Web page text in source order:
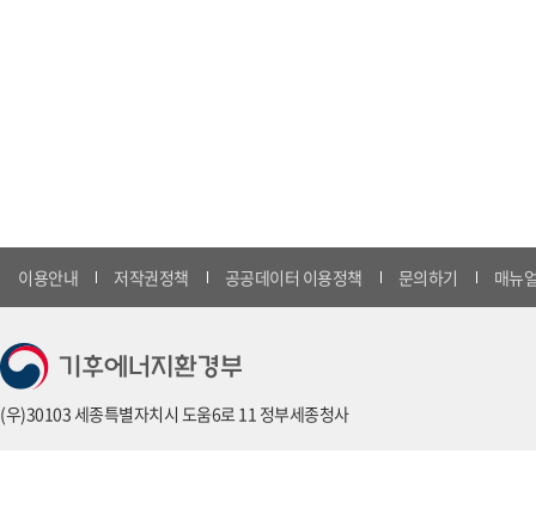
이용안내 저작권정책 공공데이터 이용정책 문의하기 매뉴
(우)30103 세종특별자치시 도움6로 11 정부세종청사